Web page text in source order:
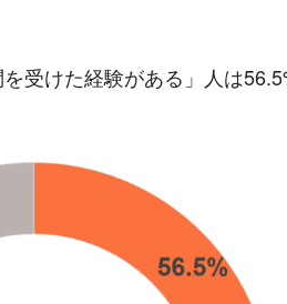
受けた経験がある」人は